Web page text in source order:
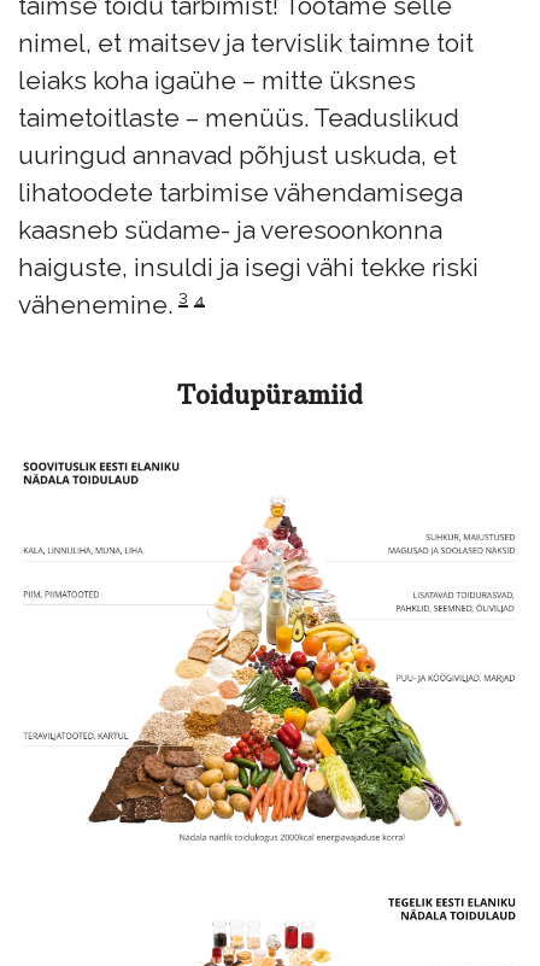
nimel, et maitsev ja tervislik taimne toit
leiaks koha igaühe – mitte üksnes
taimetoitlaste – menüüs. Teaduslikud
uuringud annavad põhjust uskuda, et
lihatoodete tarbimise vähendamisega
kaasneb südame- ja veresoonkonna
haiguste, insuldi ja isegi vähi tekke riski
vähenemine. ³ ⁴
Toidupüramiid